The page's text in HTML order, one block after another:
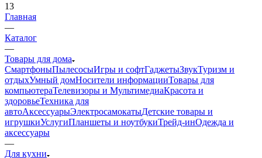
13
Главная
—
Каталог
—
Товары для дома
СмартфоныПылесосыИгры и софтГаджетыЗвукТуризм и
отдыхУмный домНосители информацииТовары для
компьютераТелевизоры и МультимедиаКрасота и
здоровьеТехника для
автоАксессуарыЭлектросамокатыДетские товары и
игрушкиУслугиПланшеты и ноутбукиТрейд-инОдежда и
аксессуары
—
Для кухни